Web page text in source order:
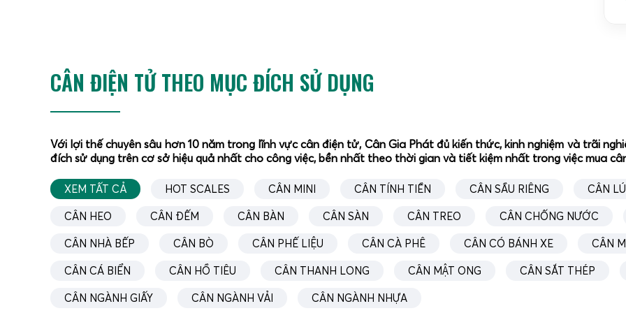
bình mỗi con heo.
CÂN ĐIỆN TỬ THEO MỤC ĐÍCH SỬ DỤNG
Với lợi thế chuyên sâu hơn 10 năm trong lĩnh vực cân điện tử, Cân Gia Phát đủ kiến thức, kinh nghiệm và trãi
đích sử dụng trên cơ sở hiệu quả nhất cho công việc, bền nhất theo thời gian và tiết kiệm nhất trong việc mua
XEM TẤT CẢ HOT SCALES CÂN MINI CÂN TÍNH TIỀN CÂN SẦU RIÊNG CÂN
CÂN HEO CÂN ĐẾM CÂN BÀN CÂN SÀN CÂN TREO CÂN CHỐNG NƯỚC
CÂN NHÀ BẾP CÂN BÒ CÂN PHẾ LIỆU CÂN CÀ PHÊ CÂN CÓ BÁNH XE CÂN
CÂN CÁ BIỂN CÂN HỒ TIÊU CÂN THANH LONG CÂN MẬT ONG CÂN SẮT THÉP
CÂN NGÀNH GIẤY CÂN NGÀNH VẢI CÂN NGÀNH NHỰA